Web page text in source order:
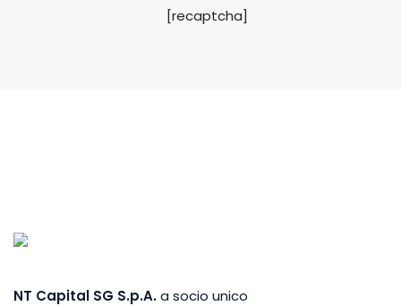
[recaptcha]
NT Capital SG S.p.A.a socio unico